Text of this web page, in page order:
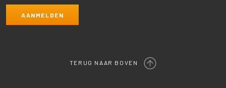
TERUG NAAR BOVEN